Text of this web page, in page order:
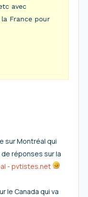
avec
France pour
sur Montréal qui
réponses sur la
- pvtistes.net
le Canada qui va